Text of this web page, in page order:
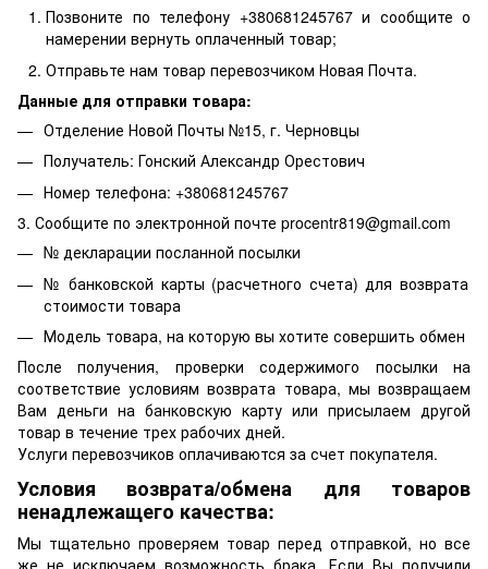
Позвоните по телефону +380681245767 и сообщите о
намерении вернуть оплаченный товар;
Отправьте нам товар перевозчиком Новая Почта.
Данные для отправки товара:
Отделение Новой Почты №15, г. Черновцы
Получатель: Гонский Александр Орестович
Номер телефона: +380681245767
3. Сообщите по электронной почте procentr819@gmail.com
№ декларации посланной посылки
№ банковской карты (расчетного счета) для возврата
стоимости товара
Модель товара, на которую вы хотите совершить обмен
После получения, проверки содержимого посылки на
соответствие условиям возврата товара, мы возвращаем
Вам деньги на банковскую карту или присылаем другой
товар в течение трех рабочих дней.
Услуги перевозчиков оплачиваются за счет покупателя.
Условия возврата/обмена для товаров
ненадлежащего качества:
Мы тщательно проверяем товар перед отправкой, но все
же не исключаем возможность брака. Если Вы получили